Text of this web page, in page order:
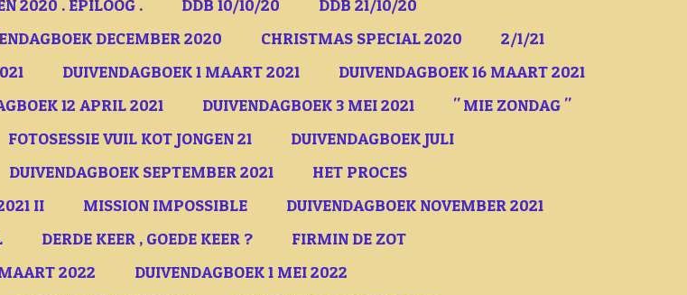
2020 . EPILOOG . DDB 10/10/20
DDB 21/10/20
DECEMBER 2020 CHRISTMAS SPECIAL 2020
2/1/21
DUIVENDAGBOEK 1 MAART 2021
DUIVENDAGBOEK 16 MAART 2021
12 APRIL 2021 DUIVENDAGBOEK 3 MEI 2021
" MIE ZONDAG "
FOTOSESSIE VUIL KOT JONGEN 21
DUIVENDAGBOEK JULI
DUIVENDAGBOEK SEPTEMBER 2021
HET PROCES
II MISSION IMPOSSIBLE
DUIVENDAGBOEK NOVEMBER 2021
DERDE KEER , GOEDE KEER ?
FIRMIN DE ZOT
2022
DUIVENDAGBOEK 1 MEI 2022